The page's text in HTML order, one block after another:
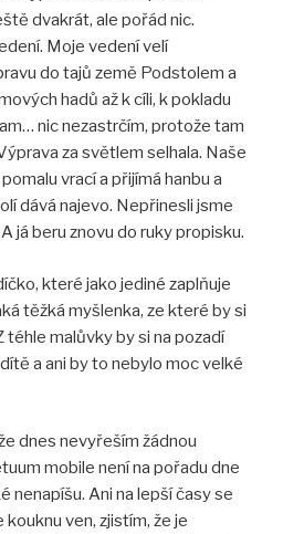
dvakrát, ale pořád nic.
Moje vedení velí
do tajů země Podstolem a
hadů až k cíli, k pokladu
nic nezastrčím, protože tam
za světlem selhala. Naše
vrací a přijímá hanbu a
dává najevo. Nepřinesli jsme
já beru znovu do ruky propisku.
které jako jediné zaplňuje
těžká myšlenka, ze které by si
téhle malůvky by si na pozadí
a ani by to nebylo moc velké
dnes nevyřeším žádnou
mobile není na pořadu dne
nenapíšu. Ani na lepší časy se
ven, zjistím, že je